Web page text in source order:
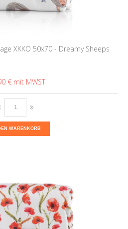
XKKO 50x70 - Dreamy Sheeps
€
WARENKORB